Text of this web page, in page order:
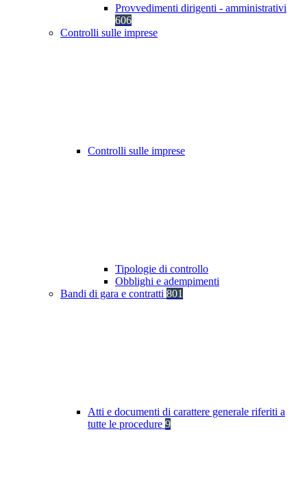
Provvedimenti dirigenti - amministrativi
606
Controlli sulle imprese
Controlli sulle imprese
Tipologie di controllo
Obblighi e adempimenti
Bandi di gara e contratti 801
Atti e documenti di carattere generale riferiti a
tutte le procedure 9